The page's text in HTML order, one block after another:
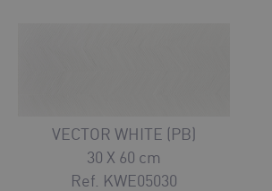
VECTOR WHITE (PB)
30 X 60 cm
Ref. KWE05030